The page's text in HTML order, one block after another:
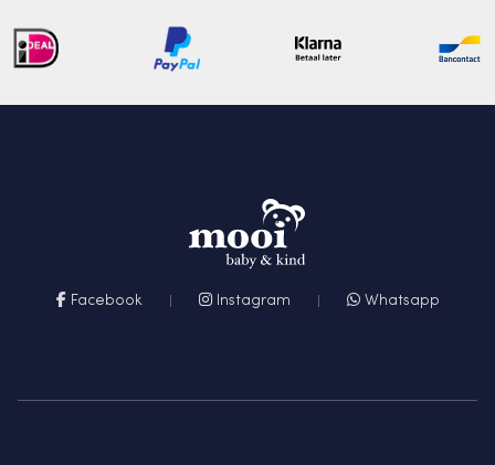
Facebook Instagram Whatsapp